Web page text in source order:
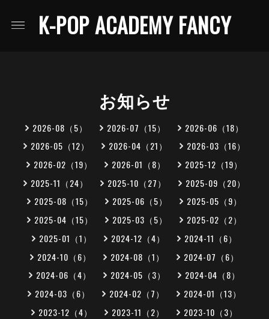
K-POP ACADEMY FANCY
お知らせ
2026-08（5） 2026-07（15）
2026-06（18）
2026-05（12）
2026-04（21）
2026-03（16）
2026-02（19）
2026-01（8）
2025-12（19）
2025-11（24）
2025-10（27）
2025-09（20）
2025-08（15）
2025-06（5）
2025-05（9）
2025-04（15）
2025-03（5）
2025-02（2）
2025-01（1）
2024-12（4）
2024-11（6）
2024-10（6）
2024-08（1）
2024-07（6）
2024-06（4）
2024-05（3）
2024-04（8）
2024-03（6）
2024-02（7）
2024-01（13）
2023-12（4）
2023-11（2）
2023-10（3）